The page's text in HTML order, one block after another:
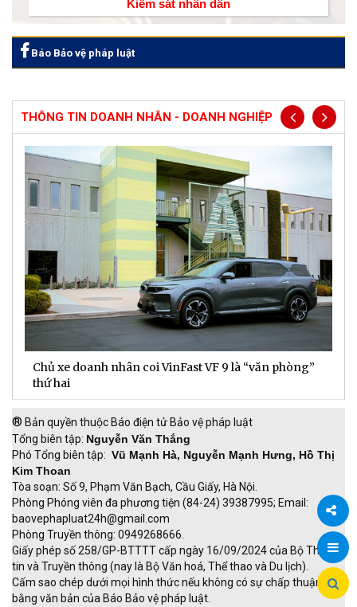
Chia
Kiểm sát nhân dân
Báo Bảo vệ pháp luật
THÔNG TIN DOANH NHÂN - DOANH NGHIỆP
Chủ xe doanh nhân coi VinFast VF 9 là “văn phòng”
thứ hai
® Bản quyền thuộc Báo điện tử Bảo vệ pháp luật
Tổng biên tập: Nguyễn Văn Thắng
Phó Tổng biên tập: Vũ Mạnh Hà, Nguyễn Mạnh Hưng, Hồ Thị
Kim Thoan
Tòa soạn: Số 9, Phạm Văn Bạch, Cầu Giấy, Hà Nội.
Phòng Phóng viên đa phương tiện (84-24) 39387995; Email:
baovephapluat24h@gmail.com
Phòng Truyền thông: 0949268666.
Giấy phép số 258/GP-BTTTT cấp ngày 16/09/2024 của Bộ Thông
tin và Truyền thông (nay là Bộ Văn hoá, Thể thao và Du lịch).
Cấm sao chép dưới mọi hình thức nếu không có sự chấp thuận
bằng văn bản của Báo Bảo vệ pháp luật.